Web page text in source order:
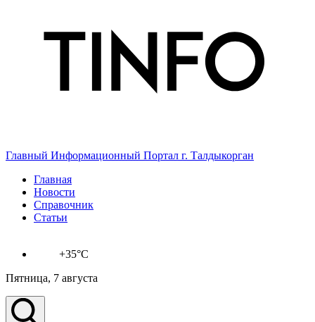
Главный Информационный Портал г. Талдыкорган
Главная
Новости
Справочник
Статьи
+35°C
Пятница, 7 августа